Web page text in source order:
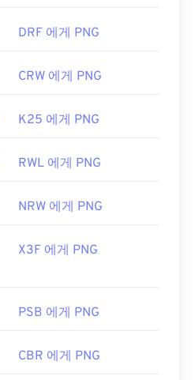
DRF 에게 PNG
CRW 에게 PNG
K25 에게 PNG
RWL 에게 PNG
NRW 에게 PNG
X3F 에게 PNG
PSB 에게 PNG
CBR 에게 PNG